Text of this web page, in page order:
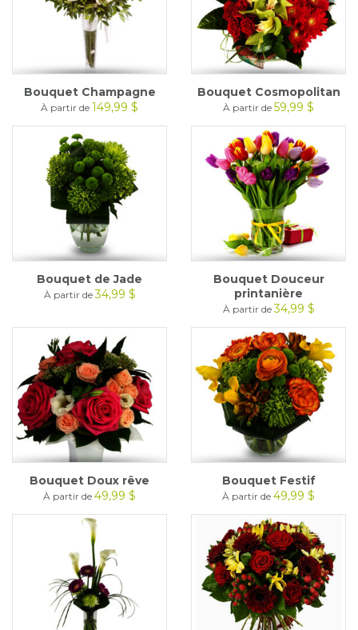
Bouquet Champagne
À partir de 149,99 $
Bouquet Cosmopolitan
À partir de 59,99 $
Bouquet de Jade
À partir de34,99 $
Bouquet Douceur
printanière
À partir de34,99 $
Bouquet Doux rêve
À partir de 49,99 $
Bouquet Festif
À partir de 49,99 $